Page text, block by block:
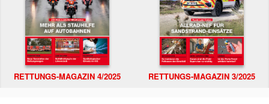
RETTUNGS-MAGAZIN 4/2025 RETTUNGS-MAGAZIN 3/2025